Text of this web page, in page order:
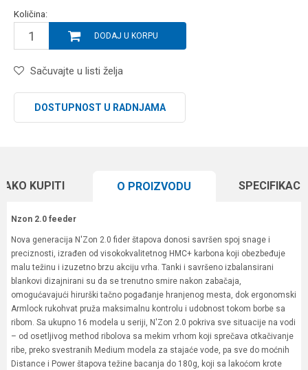
Količina:
DODAJ U KORPU
Sačuvajte u listi želja
DOSTUPNOST U RADNJAMA
KUPITI O PROIZVODU
Nzon 2.0 feeder
Nova generacija N'Zon 2.0 fider štapova donosi savršen spoj snage i
preciznosti, izrađen od visokokvalitetnog HMC+ karbona koji obezbeđuje
malu težinu i izuzetno brzu akciju vrha. Tanki i savršeno izbalansirani
blankovi dizajnirani su da se trenutno smire nakon zabačaja,
omogućavajući hirurški tačno pogađanje hranjenog mesta, dok ergonomski
Armlock rukohvat pruža maksimalnu kontrolu i udobnost tokom borbe sa
ribom. Sa ukupno 16 modela u seriji, N'Zon 2.0 pokriva sve situacije na vodi
– od osetljivog method ribolova sa mekim vrhom koji sprečava otkačivanje
ribe, preko svestranih Medium modela za stajaće vode, pa sve do moćnih
Distance i Power štapova težine bacanja do 180g, koji sa lakoćom krote